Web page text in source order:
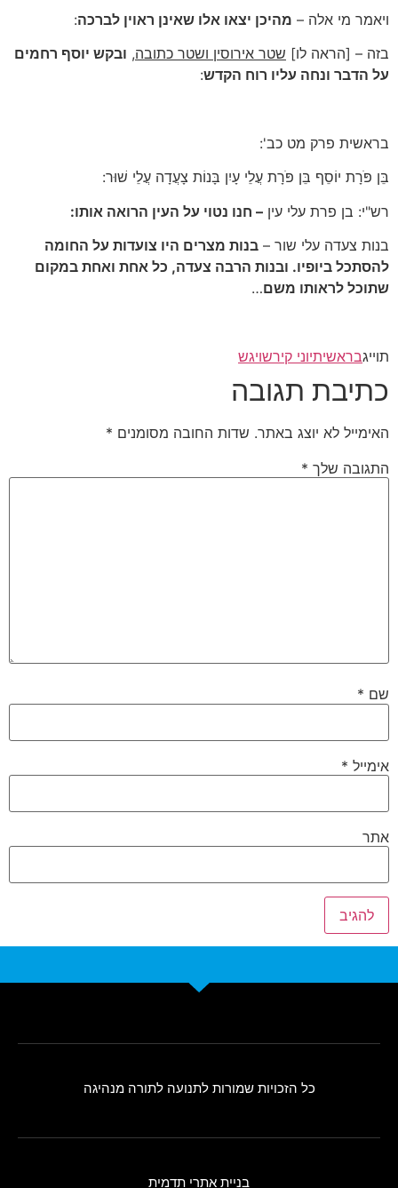
ויאמר מי אלה – מהיכן יצאו אלו שאינן ראוין לברכה:
בזה – [הראה לו] שטר אירוסין ושטר כתובה, ובקש יוסף רחמים
על הדבר ונחה עליו רוח הקדש:
בראשית פרק מט כב':
בֵּן פֹּרָת יוֹסֵף בֵּן פֹּרָת עֲלֵי עָיִן בָּנוֹת צָעֲדָה עֲלֵי שׁוּר:
רש"י: בן פרת עלי עין – חנו נטוי על העין הרואה אותו:
בנות צעדה עלי שור – בנות מצרים היו צועדות על החומה
להסתכל ביופיו. ובנות הרבה צעדה, כל אחת ואחת במקום
שתוכל לראותו משם…
תוייגבראשיתיוני קירשויגש
כתיבת תגובה
האימייל לא יוצג באתר. שדות החובה מסומנים *
התגובה שלך *
שם *
אימייל *
אתר
כל הזכויות שמורות לתנועה לתורה מנהיגה
בניית אתרי תדמית